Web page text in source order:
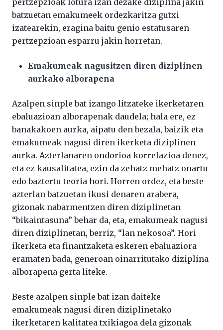
pertzepzioak lotura izan dezake diziplina jakin
batzuetan emakumeek ordezkaritza gutxi
izatearekin, eragina baitu genio estatusaren
pertzepzioan esparru jakin horretan.
Emakumeak nagusitzen diren diziplinen
aurkako alborapena
Azalpen sinple bat izango litzateke ikerketaren
ebaluazioan alborapenak daudela; hala ere, ez
banakakoen aurka, aipatu den bezala, baizik eta
emakumeak nagusi diren ikerketa diziplinen
aurka. Azterlanaren ondorioa korrelazioa denez,
eta ez kausalitatea, ezin da zehatz mehatz onartu
edo baztertu teoria hori. Horren ordez, eta beste
azterlan batzuetan ikusi denaren arabera,
gizonak nabarmentzen diren diziplinetan
“bikaintasuna” behar da, eta, emakumeak nagusi
diren diziplinetan, berriz, “lan nekosoa”. Hori
ikerketa eta finantzaketa eskeren ebaluaziora
eramaten bada, generoan oinarritutako diziplina
alborapena gerta liteke.
Beste azalpen sinple bat izan daiteke
emakumeak nagusi diren diziplinetako
ikerketaren kalitatea txikiagoa dela gizonak